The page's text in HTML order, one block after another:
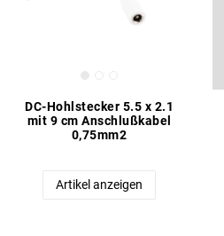
DC-Hohlstecker 5.5 x 2.1
mit 9 cm Anschlußkabel
0,75mm2
Artikel anzeigen